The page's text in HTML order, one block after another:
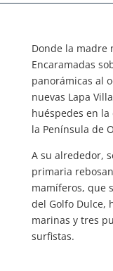
Donde la madre
Encaramadas
panorámicas al
nuevas Lapa
huéspedes en
la Península de
A su alrededor,
primaria
mamíferos, que
del Golfo Dulce,
marinas y tres
surfistas.